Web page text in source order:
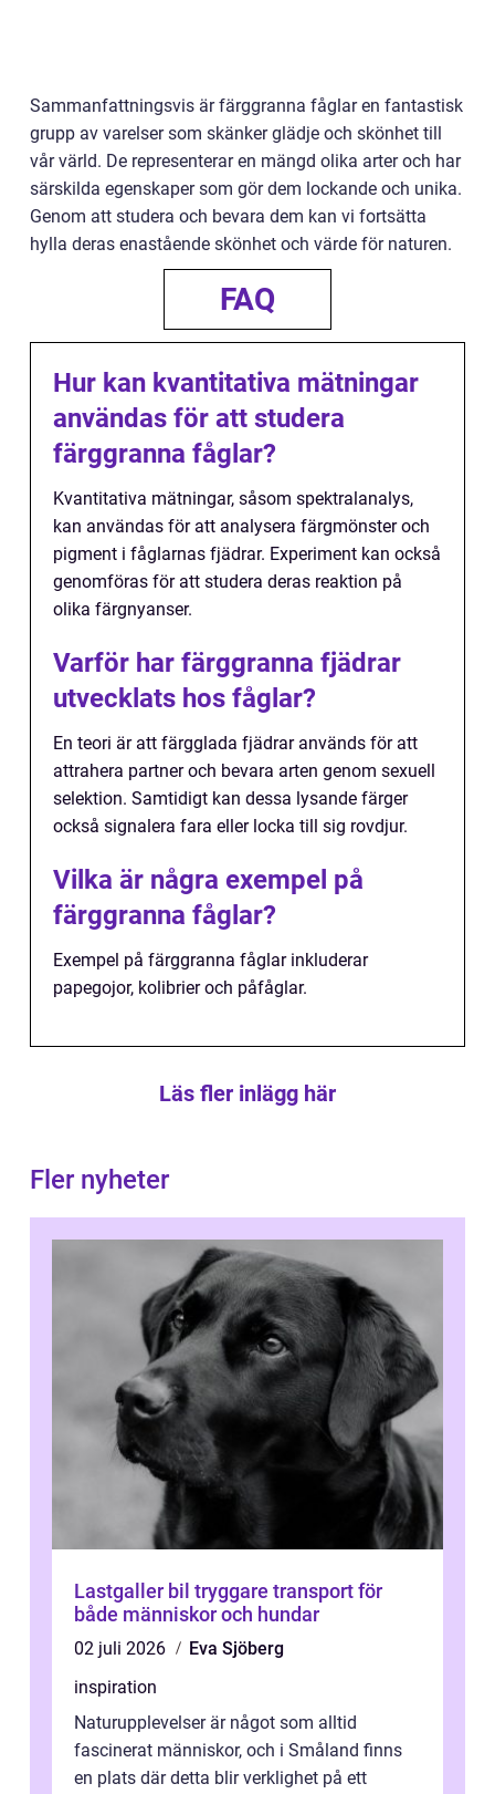
Sammanfattningsvis är färggranna fåglar en fantastisk
grupp av varelser som skänker glädje och skönhet till
vår värld. De representerar en mängd olika arter och har
särskilda egenskaper som gör dem lockande och unika.
Genom att studera och bevara dem kan vi fortsätta
hylla deras enastående skönhet och värde för naturen.
FAQ
Hur kan kvantitativa mätningar
användas för att studera
färggranna fåglar?
Kvantitativa mätningar, såsom spektralanalys,
kan användas för att analysera färgmönster och
pigment i fåglarnas fjädrar. Experiment kan också
genomföras för att studera deras reaktion på
olika färgnyanser.
Varför har färggranna fjädrar
utvecklats hos fåglar?
En teori är att färgglada fjädrar används för att
attrahera partner och bevara arten genom sexuell
selektion. Samtidigt kan dessa lysande färger
också signalera fara eller locka till sig rovdjur.
Vilka är några exempel på
färggranna fåglar?
Exempel på färggranna fåglar inkluderar
papegojor, kolibrier och påfåglar.
Läs fler inlägg här
Fler nyheter
Lastgaller bil tryggare transport för
både människor och hundar
02 juli 2026
Eva Sjöberg
inspiration
Naturupplevelser är något som alltid
fascinerat människor, och i Småland finns
en plats där detta blir verklighet på ett